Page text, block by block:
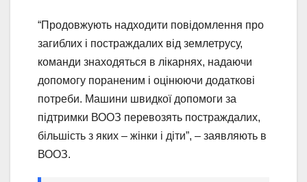
“Продовжують надходити повідомлення про
загиблих і постраждалих від землетрусу,
команди знаходяться в лікарнях, надаючи
допомогу пораненим і оцінюючи додаткові
потреби. Машини швидкої допомоги за
підтримки ВООЗ перевозять постраждалих,
більшість з яких – жінки і діти”, – заявляють в
ВООЗ.